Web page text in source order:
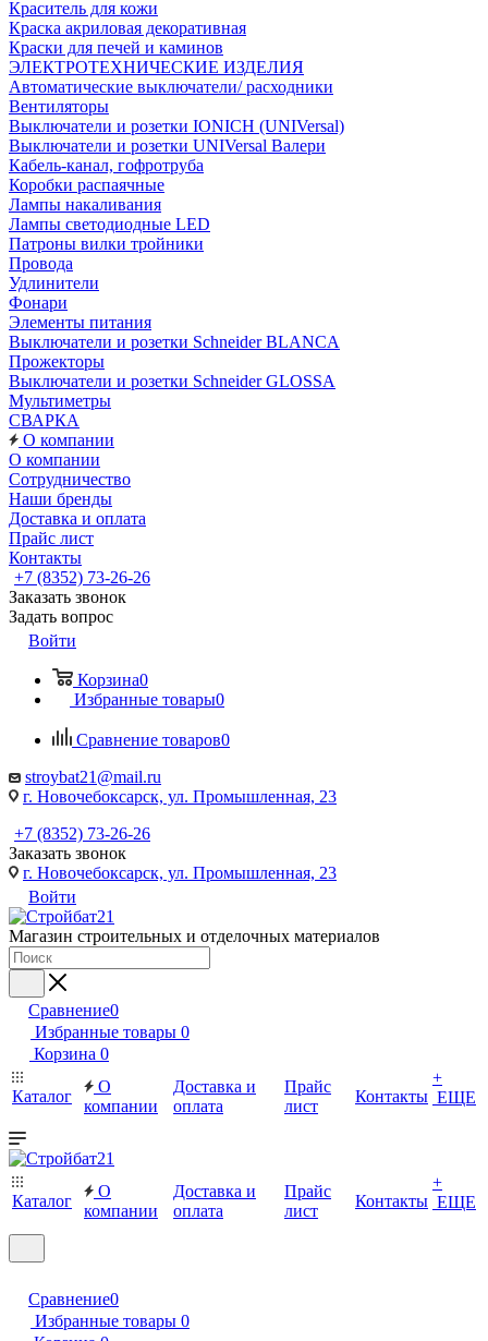
Краситель для кожи
Краска акриловая декоративная
Краски для печей и каминов
ЭЛЕКТРОТЕХНИЧЕСКИЕ ИЗДЕЛИЯ
Автоматические выключатели/ расходники
Вентиляторы
Выключатели и розетки IONICH (UNIVersal)
Выключатели и розетки UNIVersal Валери
Кабель-канал, гофротруба
Коробки распаячные
Лампы накаливания
Лампы светодиодные LED
Патроны вилки тройники
Провода
Удлинители
Фонари
Элементы питания
Выключатели и розетки Schneider BLANCA
Прожекторы
Выключатели и розетки Schneider GLOSSA
Мультиметры
СВАРКА
О компании
О компании
Сотрудничество
Наши бренды
Доставка и оплата
Прайс лист
Контакты
+7 (8352) 73-26-26
Заказать звонок
Задать вопрос
Войти
Корзина0
Избранные товары0
Сравнение товаров0
stroybat21@mail.ru
г. Новочебоксарск, ул. Промышленная, 23
+7 (8352) 73-26-26
Заказать звонок
г. Новочебоксарск, ул. Промышленная, 23
Войти
Магазин строительных и отделочных материалов
Сравнение0
Избранные товары 0
Корзина 0
Каталог
О
компании
Доставка и
оплата
Прайс
лист
Контакты
+
ЕЩЕ
Каталог
О
компании
Доставка и
оплата
Прайс
лист
Контакты
+
ЕЩЕ
Сравнение0
Избранные товары 0